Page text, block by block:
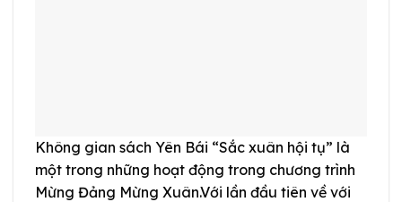
Không gian sách Yên Bái “Sắc xuân hội tụ” là
một trong những hoạt động trong chương trình
Mừng Đảng Mừng Xuân.Với lần đầu tiên về với